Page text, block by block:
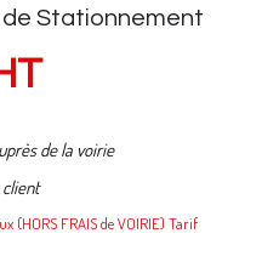
Stationnement
de la voirie
(HORS FRAIS de VOIRIE) Tarif